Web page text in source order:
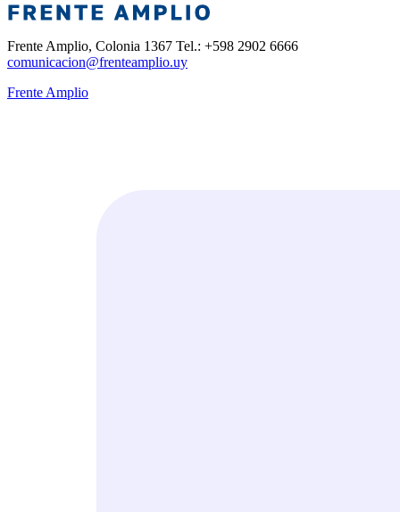
Frente Amplio, Colonia 1367 Tel.: +598 2902 6666
comunicacion@frenteamplio.uy
Frente Amplio